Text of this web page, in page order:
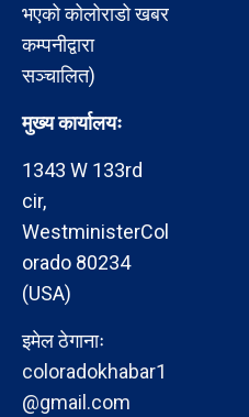
भएको कोलोराडो खबर
कम्पनीद्वारा
सञ्चालित)
मुख्य कार्यालयः
1343 W 133rd
cir,
WestministerCol
orado 80234
(USA)
इमेल ठेगानाः
coloradokhabar1
@gmail.com